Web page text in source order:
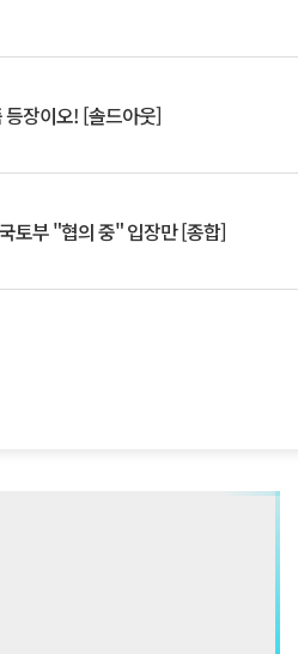
장이오! [솔드아웃]
토부 "협의 중" 입장만 [종합]